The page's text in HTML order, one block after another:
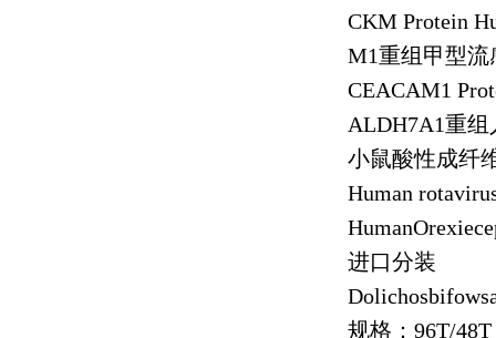
CKM Protein
M1重组甲型流
CEACAM1
ALDH7A1重组
小鼠酸性成纤
Human
进口分装
规格： 96T/48T